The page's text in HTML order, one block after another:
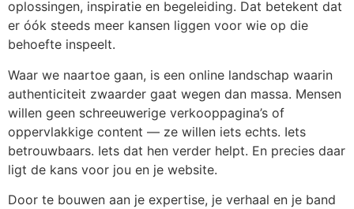
oplossingen, inspiratie en begeleiding. Dat betekent dat
er óók steeds meer kansen liggen voor wie op die
behoefte inspeelt.
Waar we naartoe gaan, is een online landschap waarin
authenticiteit zwaarder gaat wegen dan massa. Mensen
willen geen schreeuwerige verkooppagina’s of
oppervlakkige content — ze willen iets echts. Iets
betrouwbaars. Iets dat hen verder helpt. En precies daar
ligt de kans voor jou en je website.
Door te bouwen aan je expertise, je verhaal en je band